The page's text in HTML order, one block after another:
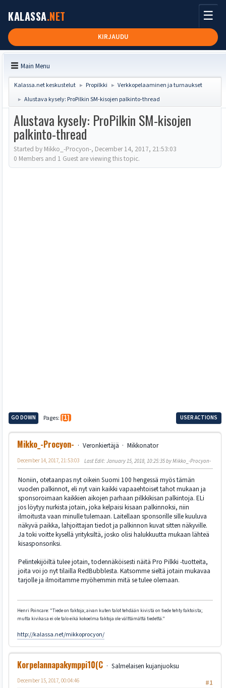
KALASSA.NET
KIRJAUDU
☰
Main Menu
Kalassa.net keskustelut ► Propilkki ► Verkkopelaaminen ja turnaukset
► Alustava kysely: ProPilkin SM-kisojen palkinto-thread
Alustava kysely: ProPilkin SM-kisojen
palkinto-thread
Started by Mikko_-Procyon-, December 14, 2017, 21:53:03
0 Members and 1 Guest are viewing this topic.
GO DOWN Pages 1 USER ACTIONS
Mikko_-Procyon- Veronkiertäjä Mikkonator
December 14, 2017, 21:53:03 Last Edit: January 15, 2018, 10:25:35 by Mikko_-Procyon-
Noniin, otetaanpas nyt oikein Suomi 100 hengessä myös tämän
vuoden palkinnot, eli nyt vain kaikki vapaaehtoiset tahot mukaan ja
sponsoroimaan kaikkien aikojen parhaan pilkkikisan palkintoja. ELi
jos löytyy nurkista jotain, joka kelpaisi kisaan palkinnoksi, niin
ilmoitusta vaan minulle tulemaan. Laitellaan sponsorille sille kuuluva
näkyvä paikka, lahjoittajan tiedot ja palkinnon kuvat sitten näkyville.
Ja toki voitte kysellä yrityksiltä, josko olisi halukkuutta mukaan lähteä
kisasponsoriksi.
Pelintekijöiltä tulee jotain, todennäköisesti näitä Pro Pilkki -tuotteita,
joita voi jo nyt tilailla RedBubblesta. Katsomme sieltä jotain mukavaa
tarjolle ja ilmoitamme myöhemmin mitä se tulee olemaan.
Henri Poincare: "Tiede on faktoja; aivan kuten talot tehdään kivistä on tiede tehty faktoista;
mutta kivikasa ei ole talo eikä kokoelma faktoja ole välttämättä tiedettä."
http://kalassa.net/mikkoprocyon/
Korpelannapakymppi10(C
Salmelaisen kujanjuoksu
#1
December 15, 2017, 00:04:46